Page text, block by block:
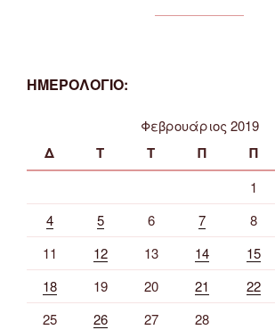
ΗΜΕΡΟΛΟΓΙΟ:
Φεβρουάριος 2019
Δ Τ Τ Π Π
1
4
5 6 7 8
11
12 13 14 15
18
19 20 21 22
25
26 27
28